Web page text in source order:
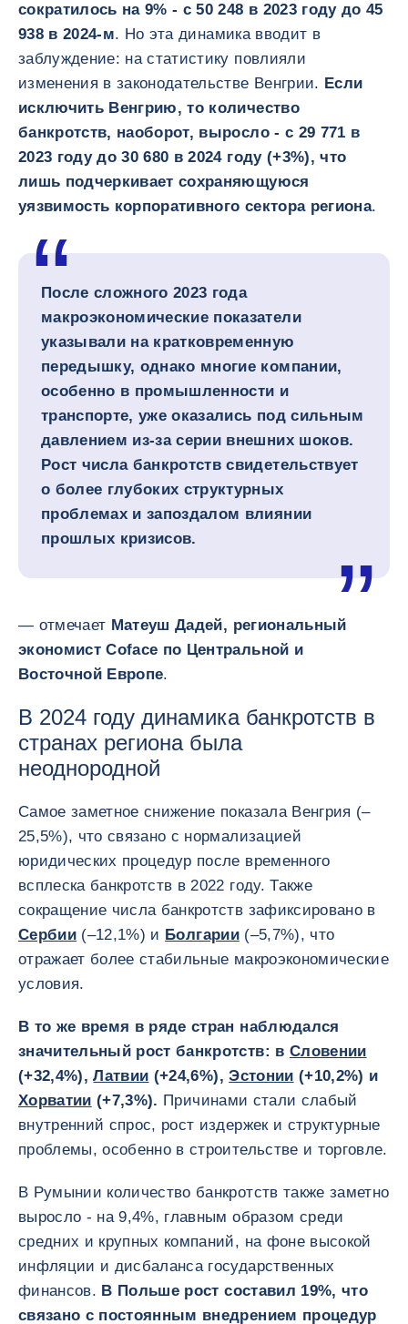
сократилось на 9% - с 50 248 в 2023 году до 45
938 в 2024-м. Но эта динамика вводит в
заблуждение: на статистику повлияли
изменения в законодательстве Венгрии. Если
исключить Венгрию, то количество
банкротств, наоборот, выросло - с 29 771 в
2023 году до 30 680 в 2024 году (+3%), что
лишь подчеркивает сохраняющуюся
уязвимость корпоративного сектора региона.
После сложного 2023 года
макроэкономические показатели
указывали на кратковременную
передышку, однако многие компании,
особенно в промышленности и
транспорте, уже оказались под сильным
давлением из-за серии внешних шоков.
Рост числа банкротств свидетельствует
о более глубоких структурных
проблемах и запоздалом влиянии
прошлых кризисов.
— отмечает Матеуш Дадей, региональный
экономист Coface по Центральной и
Восточной Европе.
В 2024 году динамика банкротств в
странах региона была
неоднородной
Самое заметное снижение показала Венгрия (–
25,5%), что связано с нормализацией
юридических процедур после временного
всплеска банкротств в 2022 году. Также
сокращение числа банкротств зафиксировано в
Сербии (–12,1%) и Болгарии(–5,7%), что
отражает более стабильные макроэкономические
условия.
В то же время в ряде стран наблюдался
значительный рост банкротств: в Словении
(+32,4%),Латвии (+24,6%),Эстонии (+10,2%) и
Хорватии (+7,3%). Причинами стали слабый
внутренний спрос, рост издержек и структурные
проблемы, особенно в строительстве и торговле.
В Румынии количество банкротств также заметно
выросло - на 9,4%, главным образом среди
средних и крупных компаний, на фоне высокой
инфляции и дисбаланса государственных
финансов. В Польше рост составил 19%, что
связано с постоянным внедрением процедур